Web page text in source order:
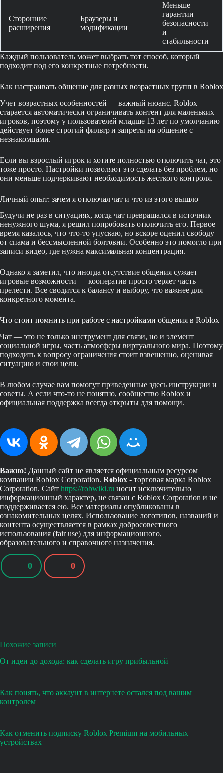
Сторонние
расширения
Браузеры и
модификации
Меньше
гарантии
безопасности
и
стабильности
Каждый пользователь может выбрать тот способ, который
подходит под его конкретные потребности.
Как настраивать общение для разных возрастных групп в Roblox
Учет возрастных особенностей — важный нюанс. Roblox
старается автоматически ограничивать контент для маленьких
игроков, поэтому у пользователей младше 13 лет по умолчанию
действует более строгий фильтр и запреты на общение с
незнакомцами.
Если вы взрослый игрок и хотите полностью отключить чат, это
тоже просто. Настройки позволяют это сделать без проблем, но
они меньше подчеркивают необходимость жесткого контроля.
Личный опыт: зачем я отключал чат и что из этого вышло
Будучи не раз в ситуациях, когда чат превращался в источник
ненужного шума, я решил попробовать отключить его. Первое
время казалось, что что-то упускаю, но вскоре оценил свободу
от спама и бессмысленной болтовни. Особенно это помогло при
записи видео, где нужна максимальная концентрация.
Однако я заметил, что иногда отсутствие общения сужает
игровые возможности — кооператив просто теряет часть
прелести. Все сводится к балансу и выбору, что важнее для
конкретного момента.
Что стоит помнить при работе с настройками общения в Roblox
Чат — это не только инструмент для связи, но и элемент
социальной игры, часть атмосферы виртуального мира. Поэтому
подходить к вопросу ограничения стоит взвешенно, оценивая
ситуацию и свои цели.
В любом случае вам помогут приведенные здесь инструкции и
советы. А если что-то не понятно, сообщество Roblox и
официальная поддержка всегда открыты для помощи.
Важно! Данный сайт не является официальным ресурсом
компании Roblox Corporation. Roblox - торговая марка Roblox
Corporation. Сайт https://robwiki.ru носит исключительно
информационный характер, не связан с Roblox Corporation и не
поддерживается ею. Все материалы опубликованы в
ознакомительных целях. Использование логотипов, названий и
контента осуществляется в рамках добросовестного
использования (fair use) для информационного,
образовательного и справочного назначения.
0 0
Похожие записи
От идеи до дохода: как сделать игру прибыльной
Как понять, что аккаунт в интернете остался под вашим
контролем
Как отменить подписку Roblox Premium на мобильных
устройствах